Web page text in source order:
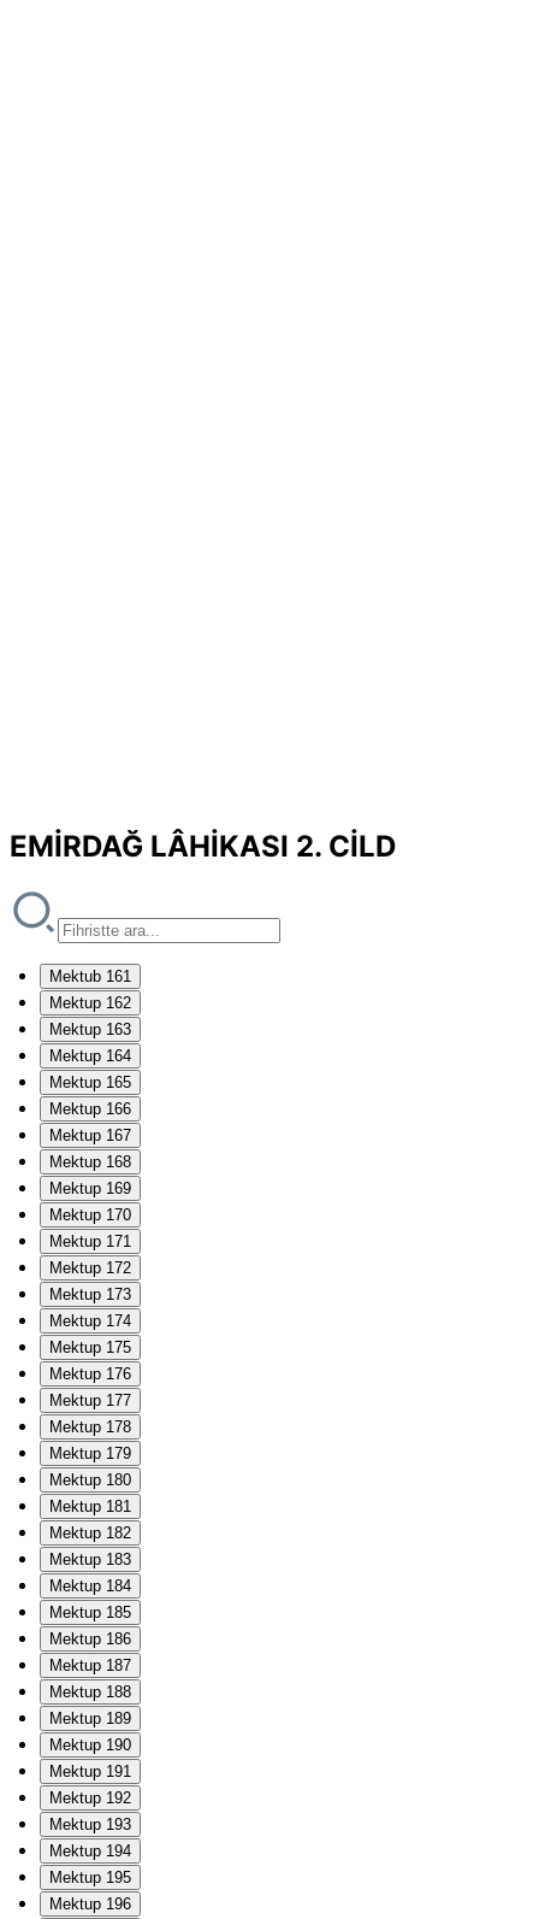
EMİRDAĞ LÂHİKASI 2. CİLD
Mektub 161
Mektup 162
Mektup 163
Mektup 164
Mektup 165
Mektup 166
Mektup 167
Mektup 168
Mektup 169
Mektup 170
Mektup 171
Mektup 172
Mektup 173
Mektup 174
Mektup 175
Mektup 176
Mektup 177
Mektup 178
Mektup 179
Mektup 180
Mektup 181
Mektup 182
Mektup 183
Mektup 184
Mektup 185
Mektup 186
Mektup 187
Mektup 188
Mektup 189
Mektup 190
Mektup 191
Mektup 192
Mektup 193
Mektup 194
Mektup 195
Mektup 196